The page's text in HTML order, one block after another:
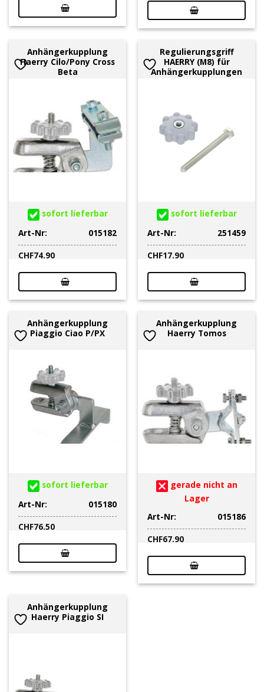
Anhängerkupplung
Haerry Cilo/Pony Cross
Beta
sofort lieferbar
Art-Nr:
015182
CHF74.90
Regulierungsgriff
HAERRY (M8) für
Anhängerkupplungen
sofort lieferbar
Art-Nr:
251459
CHF17.90
Anhängerkupplung
Piaggio Ciao P/PX
sofort lieferbar
Art-Nr:
015180
CHF76.50
Anhängerkupplung
Haerry Tomos
gerade nicht an
Lager
Art-Nr:
015186
CHF67.90
Anhängerkupplung
Haerry Piaggio SI